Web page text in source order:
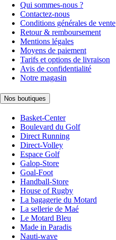
Qui sommes-nous ?
Contactez-nous
Conditions générales de vente
Retour & remboursement
Mentions légales
Moyens de paiement
Tarifs et options de livraison
Avis de confidentialité
Notre magasin
Nos boutiques
Basket-Center
Boulevard du Golf
Direct Running
Direct-Volley
Espace Golf
Galop-Store
Goal-Foot
Handball-Store
House of Rugby
La bagagerie du Motard
La sellerie de Maé
Le Motard Bleu
Made in Paradis
Nauti-wave